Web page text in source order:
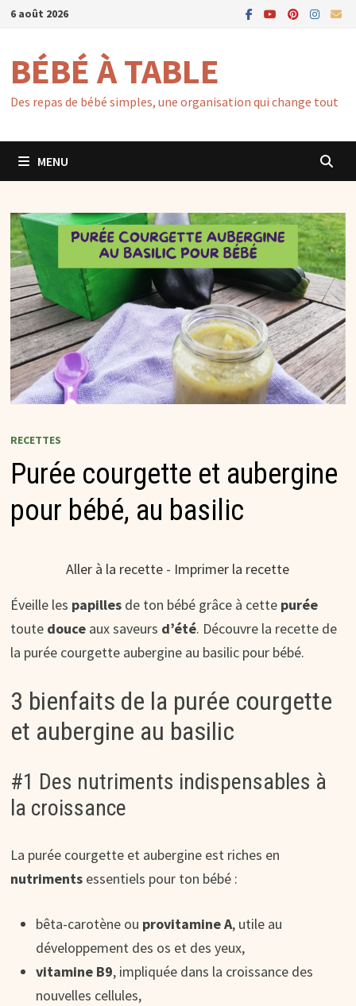
Passer
contenu
6 août 2026
BÉBÉ À TABLE
Des repas de bébé simples, une organisation qui change tout
MENU
RECETTES
Purée courgette et aubergine
pour bébé, au basilic
Aller à la recette - Imprimer la recette
Éveille les papilles de ton bébé grâce à cette purée
toute douce aux saveurs d’été. Découvre la recette de
la purée courgette aubergine au basilic pour bébé.
3 bienfaits de la purée courgette
et aubergine au basilic
#1 Des nutriments indispensables à
la croissance
La purée courgette et aubergine est riches en
nutriments essentiels pour ton bébé :
bêta-carotène ou provitamine A, utile au
développement des os et des yeux,
vitamine B9, impliquée dans la croissance des
nouvelles cellules,